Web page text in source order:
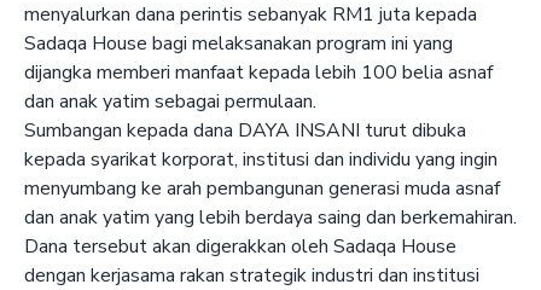
menyalurkan dana perintis sebanyak RM1 juta kepada
Sadaqa House bagi melaksanakan program ini yang
dijangka memberi manfaat kepada lebih 100 belia asnaf
dan anak yatim sebagai permulaan.
Sumbangan kepada dana DAYA INSANI turut dibuka
kepada syarikat korporat, institusi dan individu yang ingin
menyumbang ke arah pembangunan generasi muda asnaf
dan anak yatim yang lebih berdaya saing dan berkemahiran.
Dana tersebut akan digerakkan oleh Sadaqa House
dengan kerjasama rakan strategik industri dan institusi